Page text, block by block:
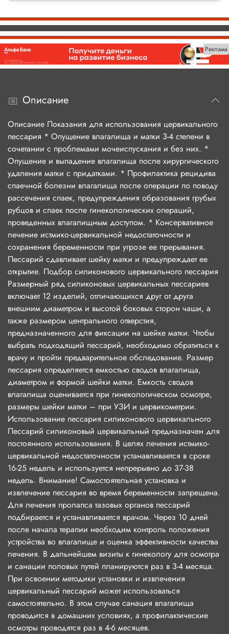
Реклама
Описание
Описание Показания для использования цервикального
пессария * Опущение влагалища и матки 3-4 степени в
сочетании с проблемами мочеиспускания и без них. *
Опущение и выпадение влагалища после хирургического
удаления матки с придатками. * Профилактика рецидива
спаечной болезни влагалища после операции по поводу
рассечения спаек, предупреждения образования грубых
рубцов и спаек после гинекологических операций,
проведенных влагалищным доступом. * Консервативное
лечение истмико-цервикальной недостаточности и
сохранения беременности при угрозе ее прерывания.
Пессарий сдавливает шейку матки и предупреждает ее
открытие. Подбор силиконового цервикального пессария
Размерный ряд силиконовых цервикальных пессариев
включает 12 изделий, отличающихся друг от друга
внешним диаметром и высотой боковых сторон чаши, а
также размером центрального отверстия,
предназначенного для фиксации на шейке матки. Чтобы
выбрать подходящий пессарий, необходимо обратиться к
врачу и пройти предварительное обследование. Размер
пессария определяется емкостью сводов влагалища,
диаметром и формой шейки матки. Емкость сводов
влагалища оценивается при гинекологическом осмотре,
размеры шейки матки – при УЗИ и цервикометрии.
Использование пессария силиконового цервикального
Пессарий силиконовый цервикальный предназначен для
постоянного использования. В целях лечения истмико-
цервикальной недостаточности устанавливается в сроке
16-25 недель и используется непрерывно до 37-38
недель. Внимание! Самостоятельная установка и
извлечение пессария во время беременности запрещена.
Для лечения пролапса тазовых органов пессарий
подбирается и устанавливается врачом. Через 10 дней
после начала терапии необходим контроль положения
устройства во влагалище и оценка эффективности качества
лечения. В дальнейшем визиты к гинекологу для осмотра
и санации половых путей планируются раз в 3-4 месяца.
При освоении методики установки и извлечения
цервикальный пессарий может использоваться
самостоятельно. В этом случае санация влагалища
проводится в домашних условиях, а профилактические
осмотры проводятся раз в 4-6 месяцев.